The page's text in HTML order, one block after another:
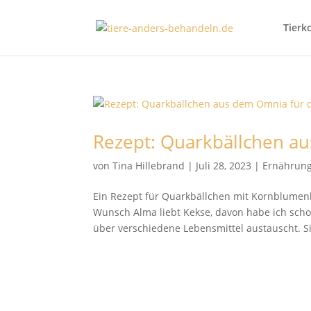
Rezept: Quarkbällchen
vonTina Hillebrand | Juli 28, 2023 |
Ein Rezept für Quarkbällchen mit
Wunsch Alma liebt Kekse, davon habe ich
über verschiedene Lebensmittel austauscht.